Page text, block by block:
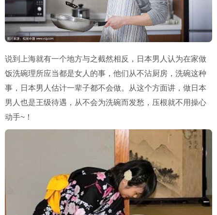
说到上海就有一个地方与之截然相反，日本男人认为在家做
饭洗碗理所应当都是女人的事，他们从不沾厨房，洗碗这种
事，日本男人估计一辈子都不会做。从这个方面讲，做日本
男人也是王级待遇，从不会为洗碗而发愁，压根就不用操心
动手~ ！